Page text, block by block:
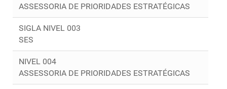
ASSESSORIA DE PRIORIDADES ESTRATÉGICAS
SIGLA NIVEL 003
SES
NIVEL 004
ASSESSORIA DE PRIORIDADES ESTRATÉGICAS